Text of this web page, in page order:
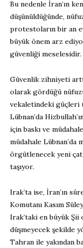
Bu nedenle İran’ın
düşünüldüğünde,
protestoların bir an
büyük önem arz
güvenliği meselesidir.
Güvenlik zihniyeti
olarak gördüğü
vekaletindeki güçleri
Lübnan’da
için baskı ve
müdahale
örgütlenecek yeni
taşıyor.
Irak’ta ise, İran’ın
Komutanı Kasım
Irak’taki en büyük
düşmeyecek şekilde
Tahran ile yakından